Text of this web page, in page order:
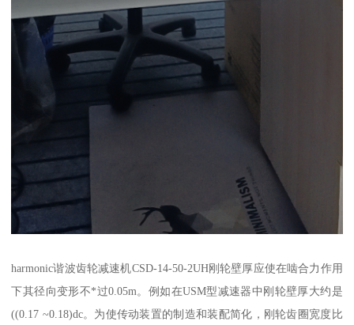
harmonic谐波齿轮减速机CSD-14-50-2UH刚轮壁厚应使在啮合力作用
下其径向变形不*过0.05m。例如在USM型减速器中刚轮壁厚大约是
((0.17 ~0.18)dc。为使传动装置的制造和装配简化，刚轮齿圈宽度比